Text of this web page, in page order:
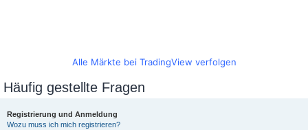
Alle Märkte bei TradingView verfolgen
Häufig gestellte Fragen
Registrierung und Anmeldung
Wozu muss ich mich registrieren?